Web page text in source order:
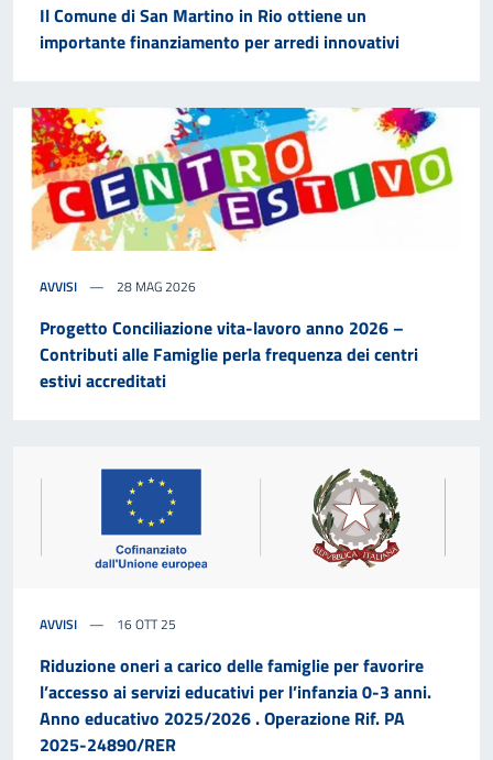
Il Comune di San Martino in Rio ottiene un
importante finanziamento per arredi innovativi
AVVISI 28 MAG 2026
Progetto Conciliazione vita-lavoro anno 2026 –
Contributi alle Famiglie perla frequenza dei centri
estivi accreditati
AVVISI 16 OTT 25
Riduzione oneri a carico delle famiglie per favorire
l’accesso ai servizi educativi per l’infanzia 0-3 anni.
Anno educativo 2025/2026 . Operazione Rif. PA
2025-24890/RER